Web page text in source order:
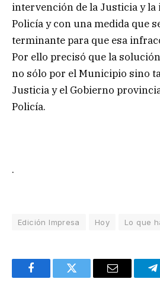
intervención de la Justicia y
Policía y con una medida que
terminante para que esa
Por ello precisó que la
no sólo por el Municipio sino
Justicia y el Gobierno
Policía.
.
Edición Impresa Hoy Lo que
FacebookTwitter Email